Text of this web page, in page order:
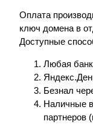
Оплата
ключ домена в
Доступные
Любая
Безнал
Наличные
партнеров